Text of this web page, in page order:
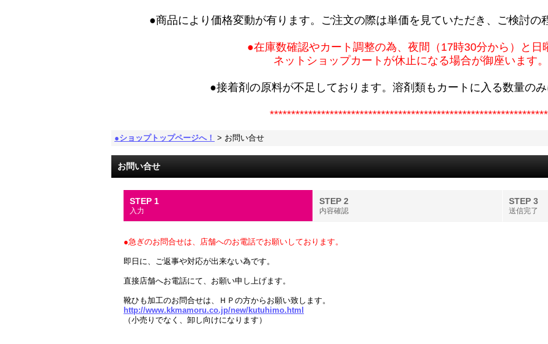
●商品により価格変動が有ります。ご注文の際は単価を見ていただき、ご検討の
●在庫数確認やカート調整の為、夜間（17時30分から）と日
ネットショップカートが休止になる場合が御座います。
●接着剤の原料が不足しております。溶剤類もカートに入る数量のみ
●ショップトップページへ！ > お問い合せ
お問い合せ
STEP 1
入力
STEP 2
内容確認
STEP 3
送信完了
●急ぎのお問合せは、店舗へのお電話でお願いしております。
即日に、ご返事や対応が出来ない為です。
直接店舗へお電話にて、お願い申し上げます。
靴ひも加工のお問合せは、ＨＰの方からお願い致します。
http://www.kkmamoru.co.jp/new/kutuhimo.html
（小売りでなく、卸し向けになります）